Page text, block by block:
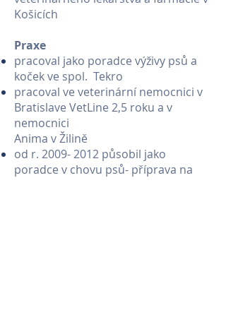
Košicích
Praxe
pracoval jako poradce výživy psů a
koček ve spol. Tekro
pracoval ve veterinární nemocnici v
Bratislave VetLine 2,5 roku a v
nemocnici
Anima v Žilině
od r. 2009- 2012 působil jako
poradce v chovu psů- příprava na